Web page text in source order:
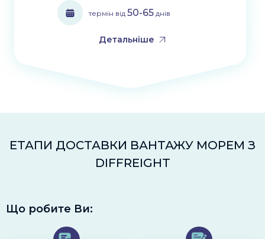
термін від 50-65днів
Детальніше
ЕТАПИ ДОСТАВКИ ВАНТАЖУ МОРЕМ З
DIFFREIGHT
Що робите Ви: